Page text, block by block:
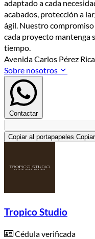
adaptado a cada
acabados, protección a
ágil. Nuestro
cada proyecto mantenga
tiempo.
Avenida Carlos Pérez
Sobre nosotros
Contactar
Copiar al portapapeles Copiar
Tropico Studio
Cédula verificada